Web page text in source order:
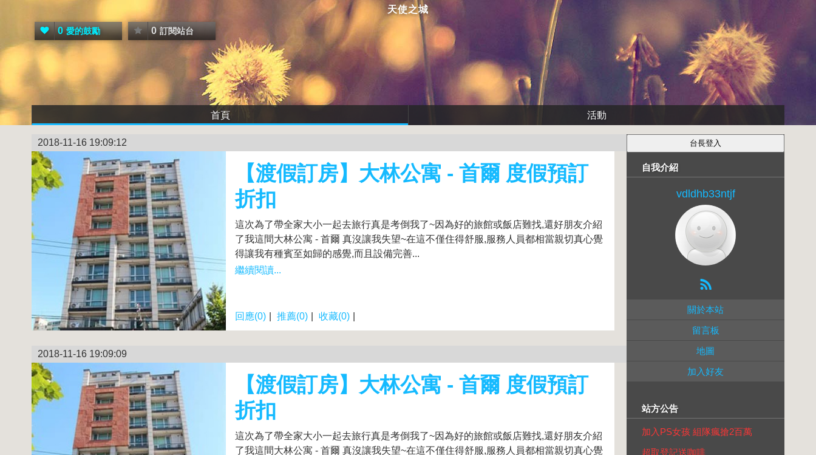
天使之城
0 愛的鼓勵 0 訂閱站台
首頁 活動
2018-11-16 19:09:12
【渡假訂房】大林公寓 - 首爾 度假預訂
折扣
這次為了帶全家大小一起去旅行真是考倒我了~因為好的旅館或飯店難找,還好朋友介紹
了我這間大林公寓 - 首爾 真沒讓我失望~在這不僅住得舒服,服務人員都相當親切真心覺
得讓我有種賓至如歸的感覺,而且設備完善...
繼續閱讀...
回應(0) 推薦(0) 收藏(0)
2018-11-16 19:09:09
【渡假訂房】大林公寓 - 首爾 度假預訂
折扣
這次為了帶全家大小一起去旅行真是考倒我了~因為好的旅館或飯店難找,還好朋友介紹
了我這間大林公寓 - 首爾 真沒讓我失望~在這不僅住得舒服,服務人員都相當親切真心覺
自我介紹
vdldhb33ntjf
關於本站
留言板
地圖
加入好友
站方公告
加入PS女孩 組隊瘋搶2百萬
超取登記送咖啡